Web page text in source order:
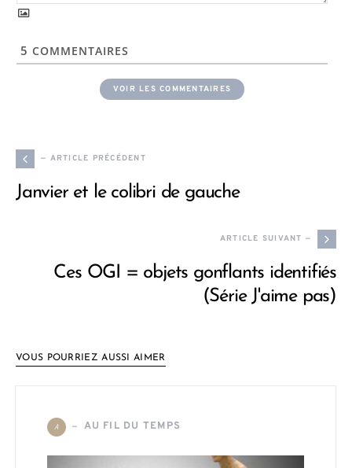
5 COMMENTAIRES
VOIR LES COMMENTAIRES
— ARTICLE PRÉCÉDENT
Janvier et le colibri de gauche
ARTICLE SUIVANT —
Ces OGI = objets gonflants identifiés
(Série J'aime pas)
VOUS POURRIEZ AUSSI AIMER
A AU FIL DU TEMPS